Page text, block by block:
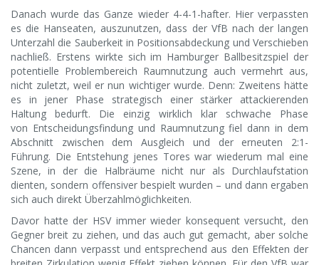
Danach wurde das Ganze wieder 4-4-1-hafter. Hier verpassten
es die Hanseaten, auszunutzen, dass der VfB nach der langen
Unterzahl die Sauberkeit in Positionsabdeckung und Verschieben
nachließ. Erstens wirkte sich im Hamburger Ballbesitzspiel der
potentielle Problembereich Raumnutzung auch vermehrt aus,
nicht zuletzt, weil er nun wichtiger wurde. Denn: Zweitens hätte
es in jener Phase strategisch einer stärker attackierenden
Haltung bedurft. Die einzig wirklich klar schwache Phase
von Entscheidungsfindung und Raumnutzung fiel dann in dem
Abschnitt zwischen dem Ausgleich und der erneuten 2:1-
Führung. Die Entstehung jenes Tores war wiederum mal eine
Szene, in der die Halbräume nicht nur als Durchlaufstation
dienten, sondern offensiver bespielt wurden – und dann ergaben
sich auch direkt Überzahlmöglichkeiten.
Davor hatte der HSV immer wieder konsequent versucht, den
Gegner breit zu ziehen, und das auch gut gemacht, aber solche
Chancen dann verpasst und entsprechend aus den Effekten der